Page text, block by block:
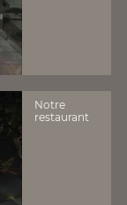
Notre
restaurant